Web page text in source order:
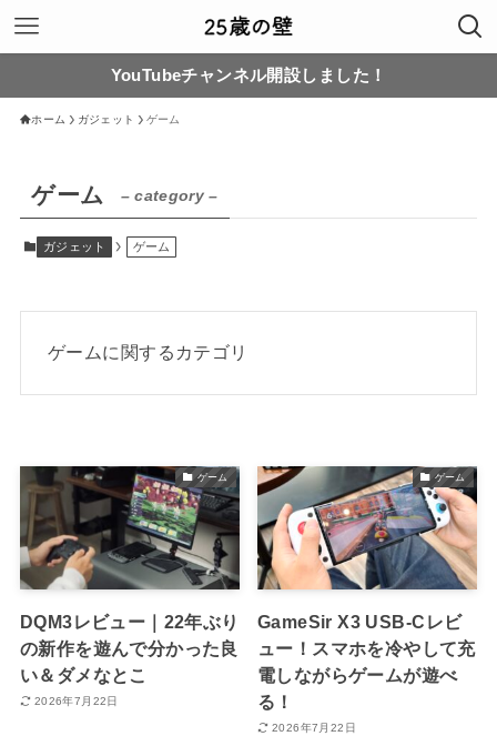
YouTubeチャンネル開設しました！
ホーム ガジェット ゲーム
ゲーム – category –
ガジェット ゲーム
ゲームに関するカテゴリ
ゲーム
DQM3レビュー｜22年ぶり
の新作を遊んで分かった良
い＆ダメなとこ
2026年7月22日
ゲーム
GameSir X3 USB-Cレビ
ュー！スマホを冷やして充
電しながらゲームが遊べ
る！
2026年7月22日